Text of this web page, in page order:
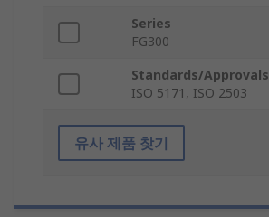
Series
FG300
Standards/Approvals
ISO 5171, ISO 2503
유사 제품 찾기